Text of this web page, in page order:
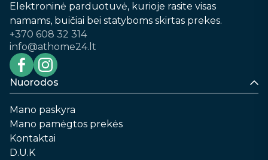
Elektroninė parduotuvė, kurioje rasite visas
namams, buičiai bei statyboms skirtas prekes.
+370 608 32 314
info@athome24.lt
Nuorodos
Mano paskyra
Mano pamėgtos prekės
Kontaktai
D.U.K